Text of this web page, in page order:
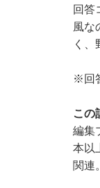
回答
風な
く、
※回
この
編集
本以
関連。